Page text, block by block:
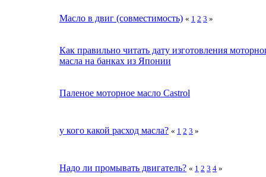
Масло в двиг (совместимость) « 1 2 3 »
Как правильно читать дату изготовления
масла на банках из Японии
Паленое моторное масло Castrol
у кого какой расход масла? « 1 2 3 »
Надо ли промывать двигатель? « 1 2 3 4 »